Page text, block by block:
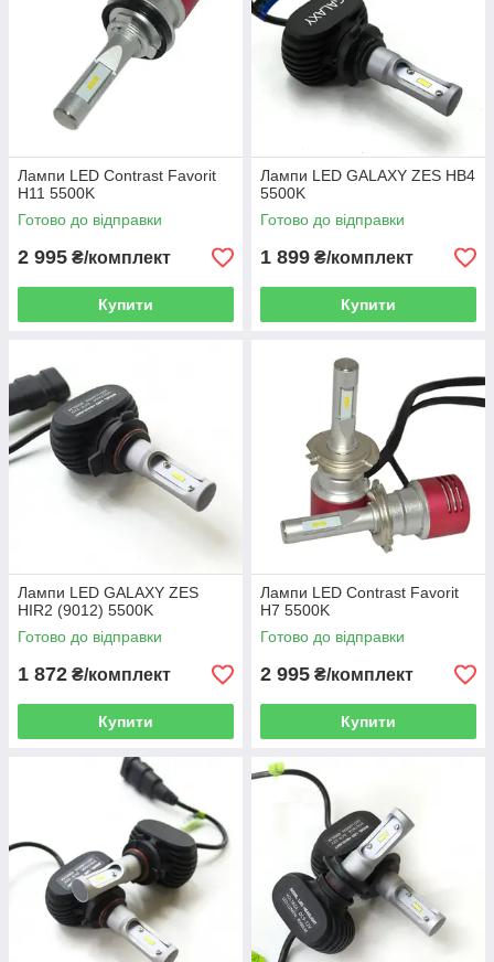
Лампи LED Contrast Favorit
H11 5500K
Готово до відправки
2 995 ₴/комплект
Купити
Лампи LED GALAXY ZES HB4
5500K
Готово до відправки
1 899 ₴/комплект
Купити
Лампи LED GALAXY ZES
HIR2 (9012) 5500K
Готово до відправки
1 872 ₴/комплект
Купити
Лампи LED Contrast Favorit
H7 5500K
Готово до відправки
2 995 ₴/комплект
Купити